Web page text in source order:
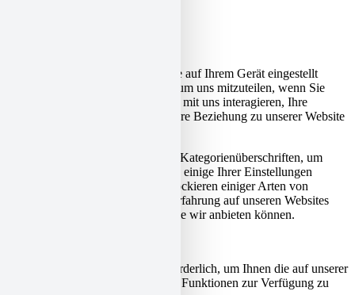
Wir können Cookies anfordern, die auf Ihrem Gerät eingestellt
werden. Wir verwenden Cookies, um uns mitzuteilen, wenn Sie
unsere Websites besuchen, wie Sie mit uns interagieren, Ihre
Nutzererfahrung verbessern und Ihre Beziehung zu unserer Website
Klicken Sie auf die verschiedenen Kategorienüberschriften, um
mehr zu erfahren. Sie können auch einige Ihrer Einstellungen
ändern. Beachten Sie, dass das Blockieren einiger Arten von
Cookies Auswirkungen auf Ihre Erfahrung auf unseren Websites
und auf die Dienste haben kann, die wir anbieten können.
Diese Cookies sind unbedingt erforderlich, um Ihnen die auf unserer
Webseite verfügbaren Dienste und Funktionen zur Verfügung zu